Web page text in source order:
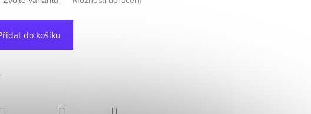
do košíku